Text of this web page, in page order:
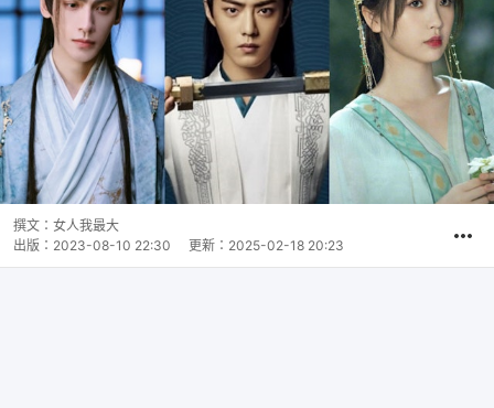
撰文： 女人我最大
出版： 2023-08-10 22:30 更新： 2025-02-18 20:23